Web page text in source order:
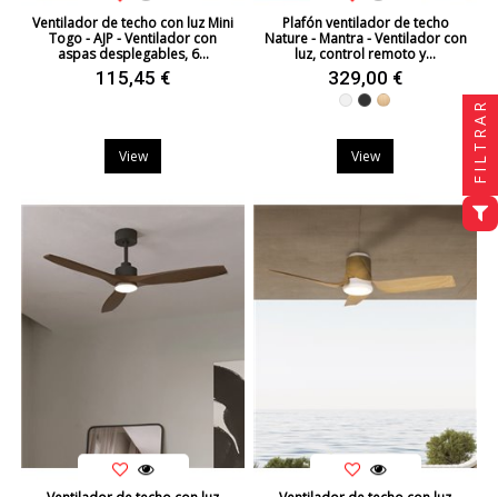
Ventilador de techo con luz Mini
Togo - AJP - Ventilador con
aspas desplegables, 6...
115,45 €
View
Plafón ventilador de techo
Nature - Mantra - Ventilador con
luz, control remoto y...
329,00 €
Blanco
NegroHaya Natural
View FILTRAR